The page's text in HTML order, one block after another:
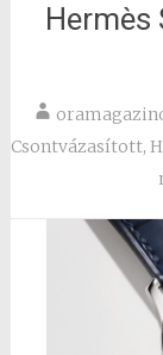
Hermès
Csontvázasított,